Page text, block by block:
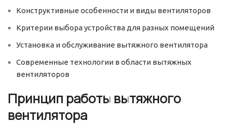
Конструктивные особенности и виды вентиляторов
Критерии выбора устройства для разных помещений
Установка и обслуживание вытяжного вентилятора
Современные технологии в области вытяжных
вентиляторов
Принцип работы вытяжного
вентилятора